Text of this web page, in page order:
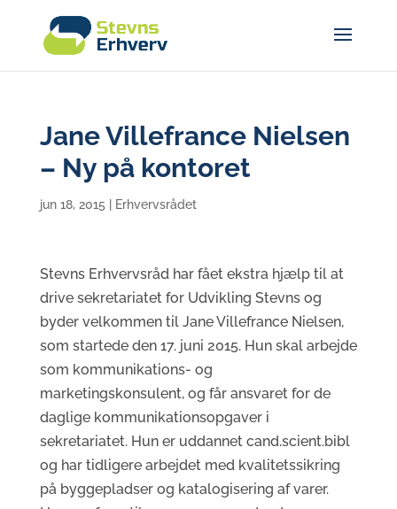
Jane Villefrance Nielsen
– Ny på kontoret
jun 18, 2015 Erhvervsrådet
Stevns Erhvervsråd har fået ekstra hjælp til at
drive sekretariatet for Udvikling Stevns og
byder velkommen til Jane Villefrance Nielsen,
som startede den 17. juni 2015. Hun skal arbejde
som kommunikations- og
marketingskonsulent, og får ansvaret for de
daglige kommunikationsopgaver i
sekretariatet. Hun er uddannet cand.scient.bibl
og har tidligere arbejdet med kvalitetssikring
på byggepladser og katalogisering af varer.